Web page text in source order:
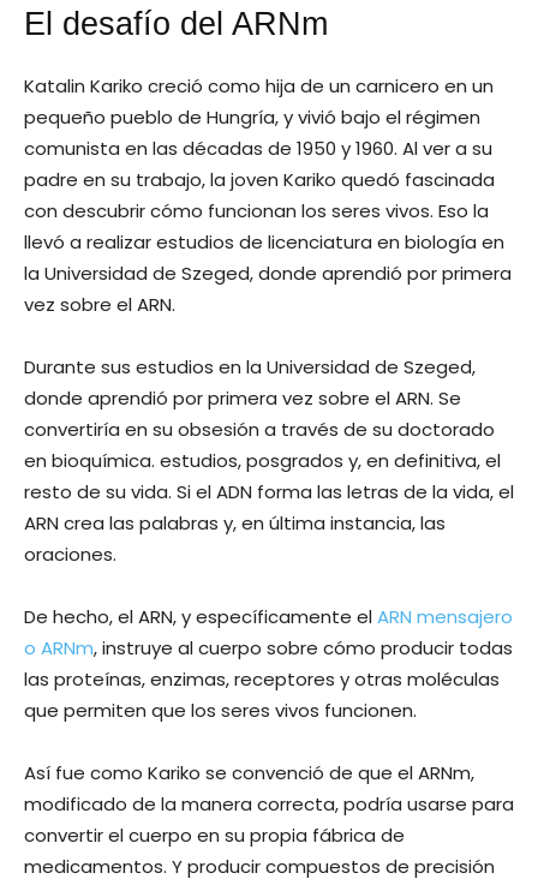
El desafío del ARNm
Katalin Kariko creció como hija de un carnicero en un
pequeño pueblo de Hungría, y vivió bajo el régimen
comunista en las décadas de 1950 y 1960. Al ver a su
padre en su trabajo, la joven Kariko quedó fascinada
con descubrir cómo funcionan los seres vivos. Eso la
llevó a realizar estudios de licenciatura en biología en
la Universidad de Szeged, donde aprendió por primera
vez sobre el ARN.
Durante sus estudios en la Universidad de Szeged,
donde aprendió por primera vez sobre el ARN. Se
convertiría en su obsesión a través de su doctorado
en bioquímica. estudios, posgrados y, en definitiva, el
resto de su vida. Si el ADN forma las letras de la vida, el
ARN crea las palabras y, en última instancia, las
oraciones.
De hecho, el ARN, y específicamente elARN mensajero
o ARNm, instruye al cuerpo sobre cómo producir todas
las proteínas, enzimas, receptores y otras moléculas
que permiten que los seres vivos funcionen.
Así fue como Kariko se convenció de que el ARNm,
modificado de la manera correcta, podría usarse para
convertir el cuerpo en su propia fábrica de
medicamentos. Y producir compuestos de precisión